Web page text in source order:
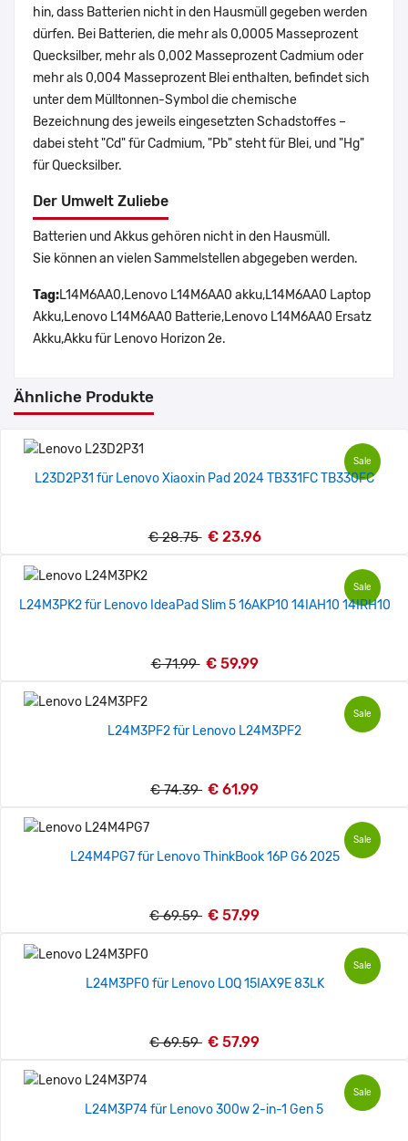
hin, dass Batterien nicht in den Hausmüll gegeben werden
dürfen. Bei Batterien, die mehr als 0,0005 Masseprozent
Quecksilber, mehr als 0,002 Masseprozent Cadmium oder
mehr als 0,004 Masseprozent Blei enthalten, befindet sich
unter dem Mülltonnen-Symbol die chemische
Bezeichnung des jeweils eingesetzten Schadstoffes –
dabei steht "Cd" für Cadmium, "Pb" steht für Blei, und "Hg"
für Quecksilber.
Der Umwelt Zuliebe
Batterien und Akkus gehören nicht in den Hausmüll.
Sie können an vielen Sammelstellen abgegeben werden.
Tag:L14M6AA0,Lenovo L14M6AA0 akku,L14M6AA0 Laptop
Akku,Lenovo L14M6AA0 Batterie,Lenovo L14M6AA0 Ersatz
Akku,Akku für Lenovo Horizon 2e.
Ähnliche Produkte
Sale
L23D2P31 für Lenovo Xiaoxin Pad 2024 TB331FC TB330FC
€ 28.75 € 23.96
Sale
L24M3PK2 für Lenovo IdeaPad Slim 5 16AKP10 14IAH10 14IRH10
€ 71.99 € 59.99
Sale
L24M3PF2 für Lenovo L24M3PF2
€ 74.39 € 61.99
Sale
L24M4PG7 für Lenovo ThinkBook 16P G6 2025
€ 69.59 € 57.99
Sale
L24M3PF0 für Lenovo LOQ 15IAX9E 83LK
€ 69.59 € 57.99
Sale
L24M3P74 für Lenovo 300w 2-in-1 Gen 5